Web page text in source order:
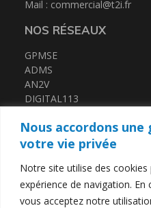
Nous accordons
votre vie privée
Notre site utilise des
expérience de navigation.
vous acceptez notre
Mail : commercial@t2i.fr
NOS RÉSEAUX
GPMSE
ADMS
AN2V
DIGITAL113
CERTIFICATIONS
QUALIOPI
DATADOCK